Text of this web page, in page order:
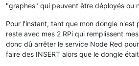
"graphes" qui peuvent être déployés ou
Pour l'instant, tant que mon dongle n'est
reste avec mes 2 RPi qui remplissent
donc dû arrêter le service Node Red
faire des INSERT alors que le dongle